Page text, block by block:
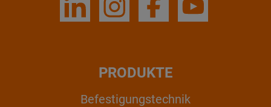
PRODUKTE
Befestigungstechnik